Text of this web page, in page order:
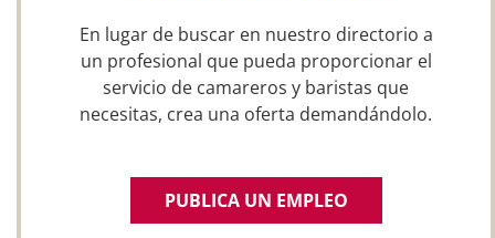
En lugar de buscar en nuestro directorio a
un profesional que pueda proporcionar el
servicio de camareros y baristas que
necesitas, crea una oferta demandándolo.
PUBLICA UN EMPLEO